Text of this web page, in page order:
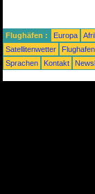
Flughäfen : Europa
Satellitenwetter
Sprachen
Kontakt